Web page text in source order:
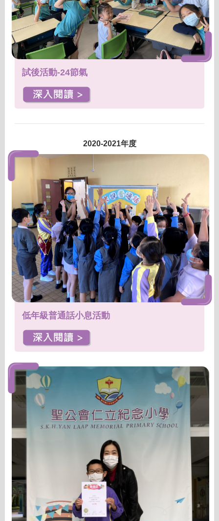
試後活動-24節氣
2020-2021年度
低年級普通話小息活動